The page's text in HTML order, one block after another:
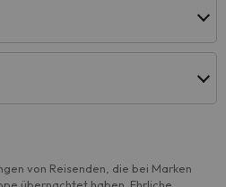
von Reisenden, die bei Marken